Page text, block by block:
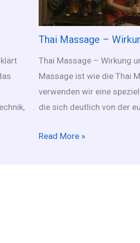
Thai Massage –
Thai Massage – Wirkung
Massage ist wie die Thai
verwenden wir eine
die sich deutlich von der
Read More »